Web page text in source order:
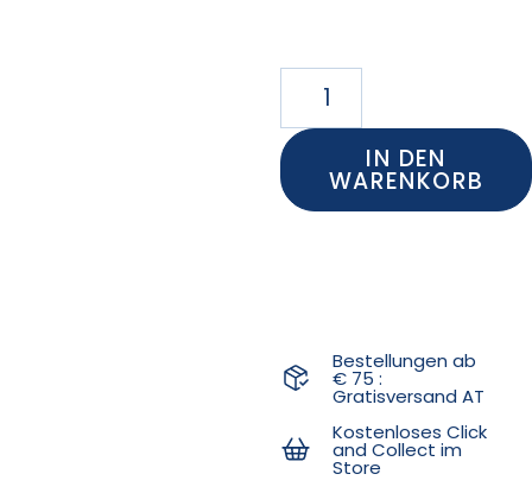
IN DEN
WARENKORB
Bestellungen ab
€ 75 :
Gratisversand AT
Kostenloses Click
and Collect im
Store